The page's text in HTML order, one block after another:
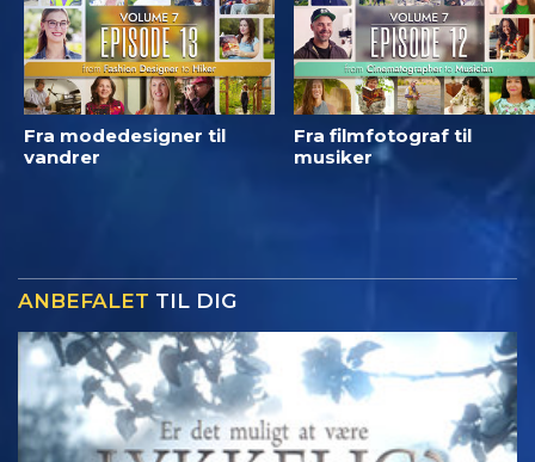
Fra modedesigner til
vandrer
Fra filmfotograf til
musiker
ANBEFALET TIL DIG